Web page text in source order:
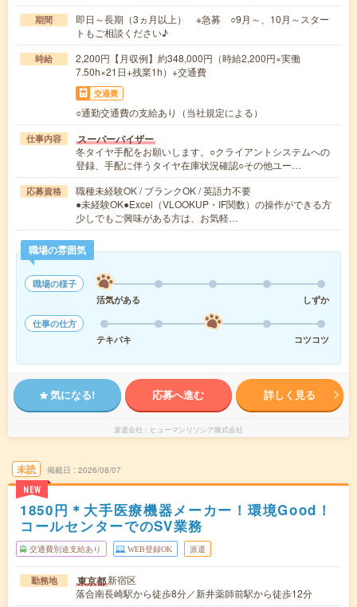
期間
即日～長期（3ヵ月以上） ※急募 ○9月～、10月～スター
トもご相談ください♪
時給
2,200円【月収例】約348,000円（時給2,200円×実働
7.50h×21日+残業1h）+交通費
交通費
○通勤交通費の支給あり（当社規定による）
仕事内容 スーパーバイザー
冬タイヤ手配をお願いします。○クライアントシステムへの
登録、手配に伴うタイヤ在庫状況確認○その他ユー…
応募資格
職種未経験OK / ブランクOK / 英語力不要
●未経験OK●Excel（VLOOKUP・IF関数）の操作ができる方
少しでもご興味がある方は、お気軽…
職場の雰囲気
職場の様子
活気がある
しずか
仕事の仕方
テキパキ
コツコツ
気になる! 応募へ進む 詳しく見る
派遣会社 ヒューマンリソシア株式会社
未読
NEW
掲載日 2026/08/07
1850円＊大手医療機器メーカー！環境Good！
コールセンターでのSV業務
交通費別途支給あり WEB登録OK 派遣
勤務地 東京都新宿区
落合南長崎駅から徒歩8分／新井薬師前駅から徒歩12分